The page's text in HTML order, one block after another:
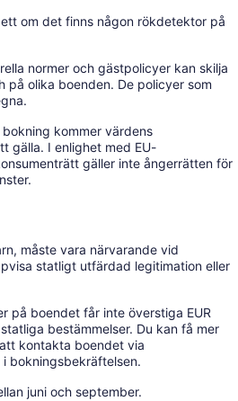
om det finns någon rökdetektor på
normer och gästpolicyer kan skilja
på olika boenden. De policyer som
kommer värdens
gälla. I enlighet med EU-
gäller inte ångerrätten för
måste vara närvarande vid
statligt utfärdad legitimation eller
på boendet får inte överstiga EUR
bestämmelser. Du kan få mer
kontakta boendet via
bokningsbekräftelsen.
juni och september.